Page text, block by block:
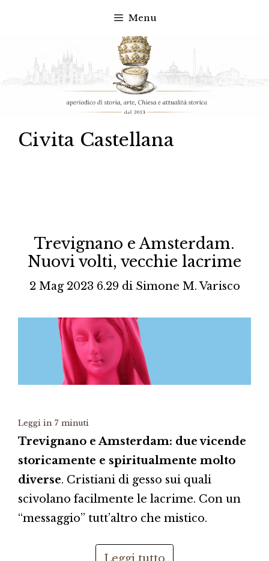
contenuto
Menu
Civita Castellana
Trevignano e Amsterdam.
Nuovi volti, vecchie lacrime
2 Mag 2023 6.29 di Simone M. Varisco
Leggi in 7 minuti
Trevignano e Amsterdam: due vicende
storicamente e spiritualmente molto
diverse. Cristiani di gesso sui quali
scivolano facilmente le lacrime. Con un
“messaggio” tutt’altro che mistico.